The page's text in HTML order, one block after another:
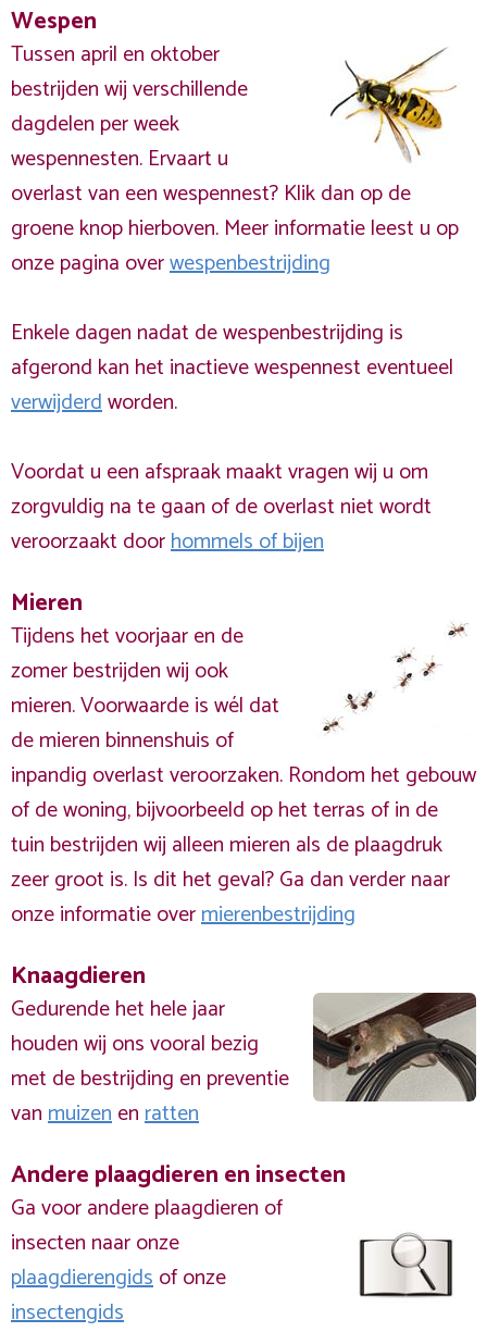
Wespen
Tussen april en oktober
bestrijden wij verschillende
dagdelen per week
wespennesten. Ervaart u
overlast van een wespennest? Klik dan op de
groene knop hierboven. Meer informatie leest u op
onze pagina overwespenbestrijding
Enkele dagen nadat de wespenbestrijding is
afgerond kan het inactieve wespennest eventueel
verwijderdworden.
Voordat u een afspraak maakt vragen wij u om
zorgvuldig na te gaan of de overlast niet wordt
veroorzaakt doorhommels of bijen
Mieren
Tijdens het voorjaar en de
zomer bestrijden wij ook
mieren. Voorwaarde is wél dat
de mieren binnenshuis of
inpandig overlast veroorzaken. Rondom het gebouw
of de woning, bijvoorbeeld op het terras of in de
tuin bestrijden wij alleen mieren als de plaagdruk
zeer groot is. Is dit het geval? Ga dan verder naar
onze informatie overmierenbestrijding
Knaagdieren
Gedurende het hele jaar
houden wij ons vooral bezig
met de bestrijding en preventie
vanmuizenenratten
Andere plaagdieren en insecten
Ga voor andere plaagdieren of
insecten naar onze
plaagdierengidsof onze
insectengids